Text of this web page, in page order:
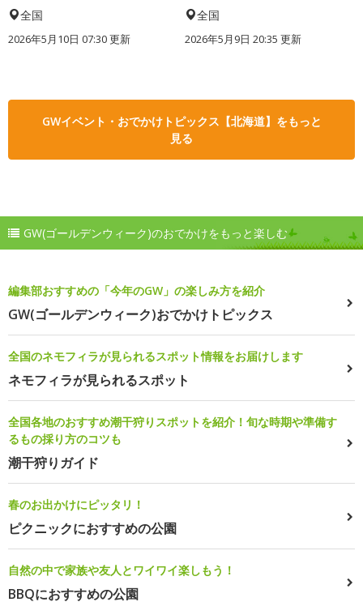
全国
2026年5月10日 07:30 更新
全国
2026年5月9日 20:35 更新
GWイベント・おでかけトピックス【北海道】をもっと
見る
GW(ゴールデンウィーク)のおでかけをもっと楽しむ
編集部おすすめの「今年のGW」の楽しみ方を紹介
GW(ゴールデンウィーク)おでかけトピックス
全国のネモフィラが見られるスポット情報をお届けします
ネモフィラが見られるスポット
全国各地のおすすめ潮干狩りスポットを紹介！旬な時期や準備す
るもの採り方のコツも
潮干狩りガイド
春のお出かけにピッタリ！
ピクニックにおすすめの公園
自然の中で家族や友人とワイワイ楽しもう！
BBQにおすすめの公園